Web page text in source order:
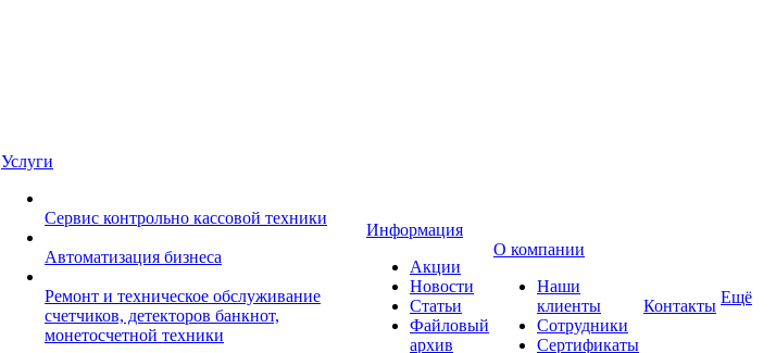
Услуги
Сервис контрольно кассовой техники
Автоматизация бизнеса
Ремонт и техническое обслуживание
счетчиков, детекторов банкнот,
монетосчетной техники
Информация
Акции
Новости
Статьи
Файловый
архив
О компании
Наши
клиенты
Сотрудники
Сертификаты
Контакты Ещё